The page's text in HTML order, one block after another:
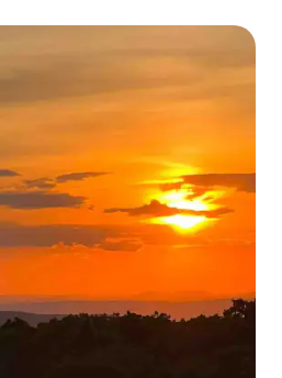
Wybór gości